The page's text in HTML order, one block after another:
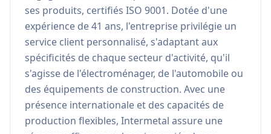
ses produits, certifiés ISO 9001. Dotée d'une
expérience de 41 ans, l'entreprise privilégie un
service client personnalisé, s'adaptant aux
spécificités de chaque secteur d'activité, qu'il
s'agisse de l'électroménager, de l'automobile ou
des équipements de construction. Avec une
présence internationale et des capacités de
production flexibles, Intermetal assure une